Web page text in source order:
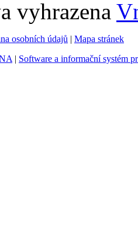
vyhrazena
osobních údajů | Mapa stránek
| Software a informační systém